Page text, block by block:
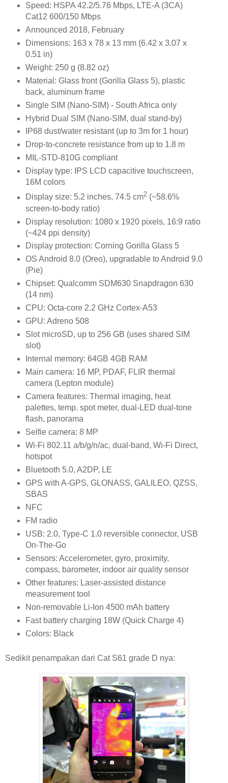
Speed: HSPA 42.2/5.76 Mbps, LTE-A (3CA)
Cat12 600/150 Mbps
Announced 2018, February
Dimensions: 163 x 78 x 13 mm (6.42 x 3.07 x
0.51 in)
Weight: 250 g (8.82 oz)
Material: Glass front (Gorilla Glass 5), plastic
back, aluminum frame
Single SIM (Nano-SIM) - South Africa only
Hybrid Dual SIM (Nano-SIM, dual stand-by)
IP68 dust/water resistant (up to 3m for 1 hour)
Drop-to-concrete resistance from up to 1.8 m
MIL-STD-810G compliant
Display type: IPS LCD capacitive touchscreen,
16M colors
Display size: 5.2 inches, 74.5 cm2(~58.6%
screen-to-body ratio)
Display resolution: 1080 x 1920 pixels, 16:9 ratio
(~424 ppi density)
Display protection: Corning Gorilla Glass 5
OS Android 8.0 (Oreo), upgradable to Android 9.0
(Pie)
Chipset: Qualcomm SDM630 Snapdragon 630
(14 nm)
CPU: Octa-core 2.2 GHz Cortex-A53
GPU: Adreno 508
Slot microSD, up to 256 GB (uses shared SIM
slot)
Internal memory: 64GB 4GB RAM
Main camera: 16 MP, PDAF, FLIR thermal
camera (Lepton module)
Camera features: Thermal imaging, heat
palettes, temp. spot meter, dual-LED dual-tone
flash, panorama
Selfie camera: 8 MP
Wi-Fi 802.11 a/b/g/n/ac, dual-band, Wi-Fi Direct,
hotspot
Bluetooth 5.0, A2DP, LE
GPS with A-GPS, GLONASS, GALILEO, QZSS,
SBAS
NFC
FM radio
USB: 2.0, Type-C 1.0 reversible connector, USB
On-The-Go
Sensors: Accelerometer, gyro, proximity,
compass, barometer, indoor air quality sensor
Other features: Laser-assisted distance
measurement tool
Non-removable Li-Ion 4500 mAh battery
Fast battery charging 18W (Quick Charge 4)
Colors: Black
Sedikit penampakan dari Cat S61 grade D nya: